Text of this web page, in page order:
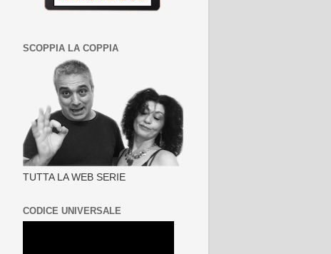
SCOPPIA LA COPPIA
TUTTA LA WEB SERIE
CODICE UNIVERSALE